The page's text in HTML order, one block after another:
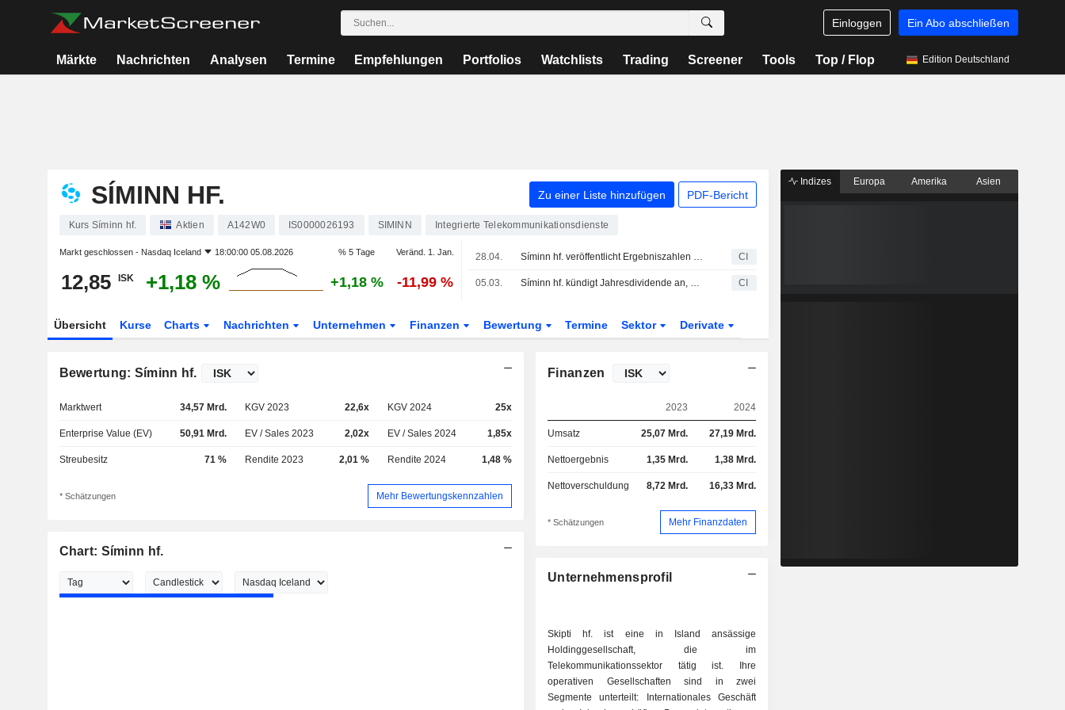
Einloggen Ein Abo abschließen
Märkte Nachrichten Analysen Termine Empfehlungen Portfolios Watchlists Trading Screener Tools Top / Flop Edition Deutschland
SÍMINN HF. Zu einer Liste hinzufügen PDF-Bericht
Kurs Síminn hf. Aktien A142W0 IS0000026193 SIMINN Integrierte Telekommunikationsdienste
Markt geschlossen - Nasdaq Iceland 18:00:00 05.08.2026 % 5 Tage Veränd. 1. Jan.
12,85 ISK +1,18 % +1,18 % -11,99 %
28.04. Síminn hf. veröffentlicht Ergebniszahlen für das erste Quartal zum 31. März 2026 CI
05.03. Síminn hf. kündigt Jahresdividende an, zahlbar am 30. März 2026 CI
Übersicht Kurse Charts Nachrichten Unternehmen Finanzen Bewertung Termine Sektor Derivate
Bewertung: Síminn hf.
Marktwert 34,57 Mrd. KGV 2023 22,6x KGV 2024 25x
Enterprise Value (EV) 50,91 Mrd. EV / Sales 2023 2,02x EV / Sales 2024 1,85x
Streubesitz 71 % Rendite 2023 2,01 % Rendite 2024 1,48 %
* Schätzungen Mehr Bewertungskennzahlen
Chart: Síminn hf.
Finanzen
2023 2024
Umsatz 25,07 Mrd. 27,19 Mrd.
Nettoergebnis 1,35 Mrd. 1,38 Mrd.
Nettoverschuldung 8,72 Mrd. 16,33 Mrd.
* Schätzungen Mehr Finanzdaten
Unternehmensprofil
Skipti hf. ist eine in Island ansässige
Holdinggesellschaft, die im
Telekommunikationssektor tätig ist. Ihre
operativen Gesellschaften sind in zwei
Segmente unterteilt: Internationales Geschäft
Indizes Europa Amerika Asien